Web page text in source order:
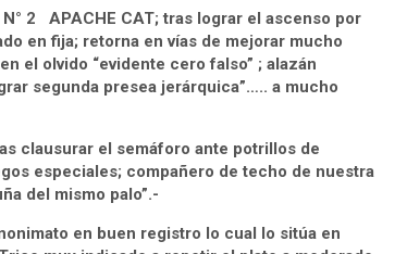
2 APACHE CAT; tras lograr el ascenso por
en fija; retorna en vías de mejorar mucho
el olvido “evidente cero falso” ; alazán
segunda presea jerárquica”….. a mucho
clausurar el semáforo ante potrillos de
especiales; compañero de techo de nuestra
del mismo palo”.-
en buen registro lo cual lo sitúa en